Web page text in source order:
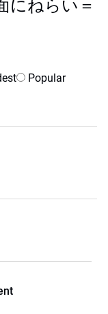
にねらい＝
Popular